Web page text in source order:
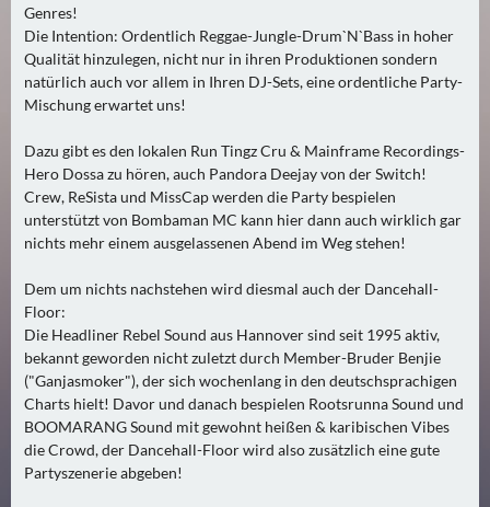
U
E
B
E
M
O
G
N
(
2
)
N
Ä
C
Genres!
Die Intention: Ordentlich Reggae-Jungle-Drum`N`Bass in hoher
Qualität hinzulegen, nicht nur in ihren Produktionen sondern
natürlich auch vor allem in Ihren DJ-Sets, eine ordentliche Party-
Mischung erwartet uns!
Dazu gibt es den lokalen Run Tingz Cru & Mainframe Recordings-
Hero Dossa zu hören, auch Pandora Deejay von der Switch!
Crew, ReSista und MissCap werden die Party bespielen
unterstützt von Bombaman MC kann hier dann auch wirklich gar
nichts mehr einem ausgelassenen Abend im Weg stehen!
Dem um nichts nachstehen wird diesmal auch der Dancehall-
Floor:
Die Headliner Rebel Sound aus Hannover sind seit 1995 aktiv,
bekannt geworden nicht zuletzt durch Member-Bruder Benjie
("Ganjasmoker"), der sich wochenlang in den deutschsprachigen
Charts hielt! Davor und danach bespielen Rootsrunna Sound und
BOOMARANG Sound mit gewohnt heißen & karibischen Vibes
die Crowd, der Dancehall-Floor wird also zusätzlich eine gute
Partyszenerie abgeben!